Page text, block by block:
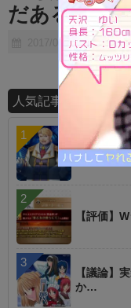
だあるのか
2017/07/30
人気記事ランキング
【話題】
に罠
【評価】
【議論】
か…